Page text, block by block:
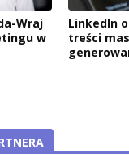
Wraj
w
LinkedIn
treści